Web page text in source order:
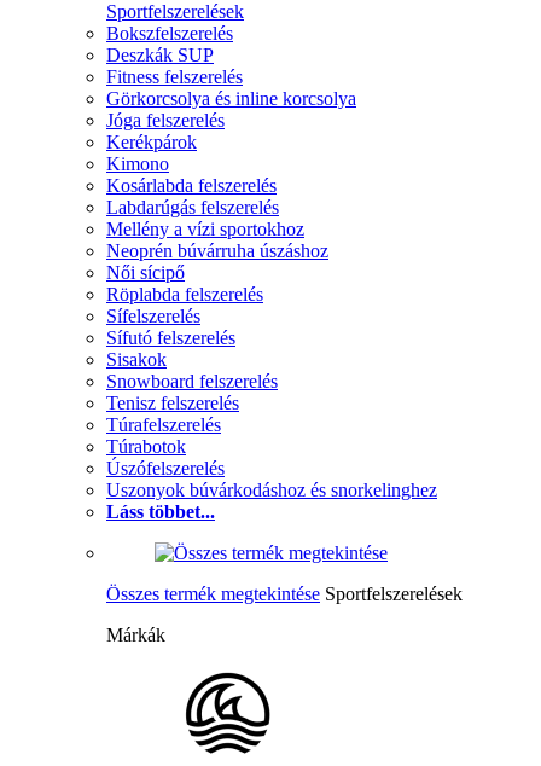
Sportfelszerelések
Bokszfelszerelés
Deszkák SUP
Fitness felszerelés
Görkorcsolya és inline korcsolya
Jóga felszerelés
Kerékpárok
Kimono
Kosárlabda felszerelés
Labdarúgás felszerelés
Mellény a vízi sportokhoz
Neoprén búvárruha úszáshoz
Női sícipő
Röplabda felszerelés
Sífelszerelés
Sífutó felszerelés
Sisakok
Snowboard felszerelés
Tenisz felszerelés
Túrafelszerelés
Túrabotok
Úszófelszerelés
Uszonyok búvárkodáshoz és snorkelinghez
Láss többet...
Összes termék megtekintése Sportfelszerelések
Márkák